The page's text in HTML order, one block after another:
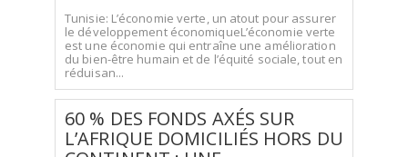
Tunisie: L’économie verte, un atout pour assurer
le développement économiqueL’économie verte
est une économie qui entraîne une amélioration
du bien-être humain et de l’équité sociale, tout en
réduisan...
60 % DES FONDS AXÉS SUR
L’AFRIQUE DOMICILIÉS HORS DU